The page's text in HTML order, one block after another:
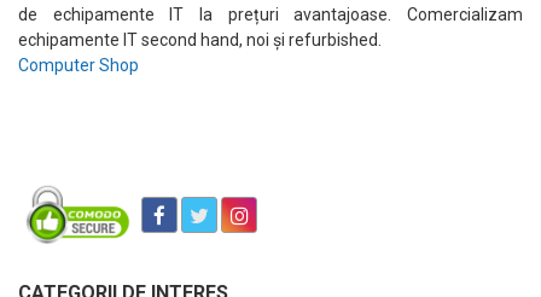
de echipamente IT la prețuri avantajoase. Comercializam
echipamente IT second hand, noi și refurbished.
Computer Shop
CATEGORII DE INTERES